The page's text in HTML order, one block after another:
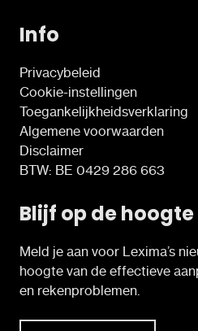
Info
Privacybeleid
Cookie-instellingen
Toegankelijkheidsverklaring
Algemene voorwaarden
Disclaimer
BTW: BE 0429 286 663
Blijf op de hoogte
Meld je aan voor Lexima’s
hoogte van de effectieve
en rekenproblemen.